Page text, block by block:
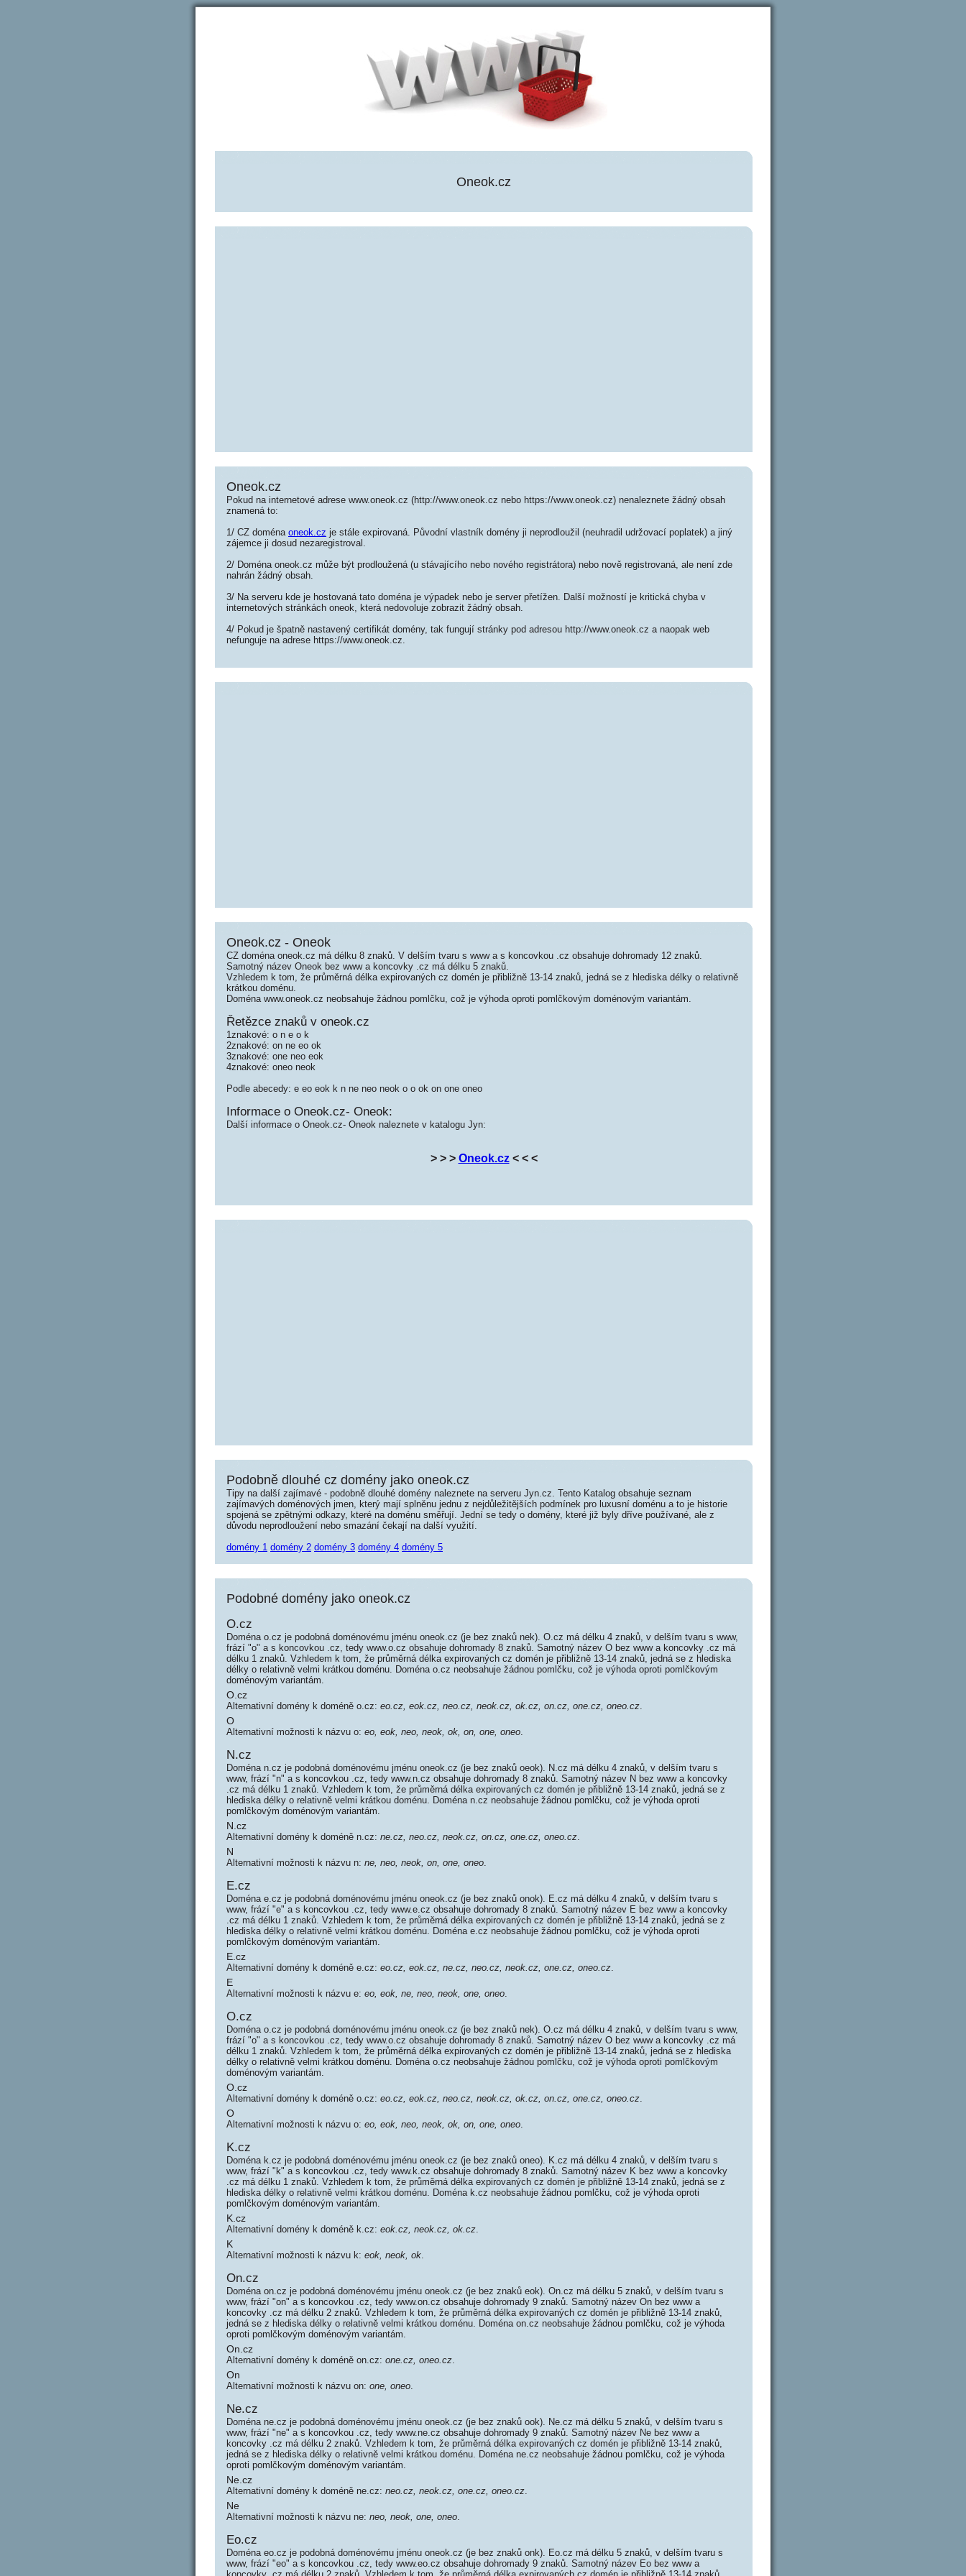
Oneok.cz
Oneok.cz
Pokud na internetové adrese www.oneok.cz (http://www.oneok.cz nebo https://www.oneok.cz) nenaleznete žádný obsah
znamená to:
1/ CZ doména oneok.cz je stále expirovaná. Původní vlastník domény ji neprodloužil (neuhradil udržovací poplatek) a jiný
zájemce ji dosud nezaregistroval.
2/ Doména oneok.cz může být prodloužená (u stávajícího nebo nového registrátora) nebo nově registrovaná, ale není zde
nahrán žádný obsah.
3/ Na serveru kde je hostovaná tato doména je výpadek nebo je server přetížen. Další možností je kritická chyba v
internetových stránkách oneok, která nedovoluje zobrazit žádný obsah.
4/ Pokud je špatně nastavený certifikát domény, tak fungují stránky pod adresou http://www.oneok.cz a naopak web
nefunguje na adrese https://www.oneok.cz.
Oneok.cz - Oneok
CZ doména oneok.cz má délku 8 znaků. V delším tvaru s www a s koncovkou .cz obsahuje dohromady 12 znaků.
Samotný název Oneok bez www a koncovky .cz má délku 5 znaků.
Vzhledem k tom, že průměrná délka expirovaných cz domén je přibližně 13-14 znaků, jedná se z hlediska délky o relativně
krátkou doménu.
Doména www.oneok.cz neobsahuje žádnou pomlčku, což je výhoda oproti pomlčkovým doménovým variantám.
Řetězce znaků v oneok.cz
1znakové: o n e o k
2znakové: on ne eo ok
3znakové: one neo eok
4znakové: oneo neok
Podle abecedy: e eo eok k n ne neo neok o o ok on one oneo
Informace o Oneok.cz- Oneok:
Další informace o Oneok.cz- Oneok naleznete v katalogu Jyn:
> > > Oneok.cz< < <
Podobně dlouhé cz domény jako oneok.cz
Tipy na další zajímavé - podobně dlouhé domény naleznete na serveru Jyn.cz. Tento Katalog obsahuje seznam
zajímavých doménových jmen, který mají splněnu jednu z nejdůležitějších podmínek pro luxusní doménu a to je historie
spojená se zpětnými odkazy, které na doménu směřují. Jední se tedy o domény, které již byly dříve používané, ale z
důvodu neprodloužení nebo smazání čekají na další využití.
domény 1 domény 2 domény 3 domény 4 domény 5
Podobné domény jako oneok.cz
O.cz
Doména o.cz je podobná doménovému jménu oneok.cz (je bez znaků nek). O.cz má délku 4 znaků, v delším tvaru s www,
frází "o" a s koncovkou .cz, tedy www.o.cz obsahuje dohromady 8 znaků. Samotný název O bez www a koncovky .cz má
délku 1 znaků. Vzhledem k tom, že průměrná délka expirovaných cz domén je přibližně 13-14 znaků, jedná se z hlediska
délky o relativně velmi krátkou doménu. Doména o.cz neobsahuje žádnou pomlčku, což je výhoda oproti pomlčkovým
doménovým variantám.
O.cz
Alternativní domény k doméně o.cz: eo.cz, eok.cz, neo.cz, neok.cz, ok.cz, on.cz, one.cz, oneo.cz.
O
Alternativní možnosti k názvu o: eo, eok, neo, neok, ok, on, one, oneo.
N.cz
Doména n.cz je podobná doménovému jménu oneok.cz (je bez znaků oeok). N.cz má délku 4 znaků, v delším tvaru s
www, frází "n" a s koncovkou .cz, tedy www.n.cz obsahuje dohromady 8 znaků. Samotný název N bez www a koncovky
.cz má délku 1 znaků. Vzhledem k tom, že průměrná délka expirovaných cz domén je přibližně 13-14 znaků, jedná se z
hlediska délky o relativně velmi krátkou doménu. Doména n.cz neobsahuje žádnou pomlčku, což je výhoda oproti
pomlčkovým doménovým variantám.
N.cz
Alternativní domény k doméně n.cz: ne.cz, neo.cz, neok.cz, on.cz, one.cz, oneo.cz.
N
Alternativní možnosti k názvu n: ne, neo, neok, on, one, oneo.
E.cz
Doména e.cz je podobná doménovému jménu oneok.cz (je bez znaků onok). E.cz má délku 4 znaků, v delším tvaru s
www, frází "e" a s koncovkou .cz, tedy www.e.cz obsahuje dohromady 8 znaků. Samotný název E bez www a koncovky
.cz má délku 1 znaků. Vzhledem k tom, že průměrná délka expirovaných cz domén je přibližně 13-14 znaků, jedná se z
hlediska délky o relativně velmi krátkou doménu. Doména e.cz neobsahuje žádnou pomlčku, což je výhoda oproti
pomlčkovým doménovým variantám.
E.cz
Alternativní domény k doméně e.cz: eo.cz, eok.cz, ne.cz, neo.cz, neok.cz, one.cz, oneo.cz.
E
Alternativní možnosti k názvu e: eo, eok, ne, neo, neok, one, oneo.
O.cz
Doména o.cz je podobná doménovému jménu oneok.cz (je bez znaků nek). O.cz má délku 4 znaků, v delším tvaru s www,
frází "o" a s koncovkou .cz, tedy www.o.cz obsahuje dohromady 8 znaků. Samotný název O bez www a koncovky .cz má
délku 1 znaků. Vzhledem k tom, že průměrná délka expirovaných cz domén je přibližně 13-14 znaků, jedná se z hlediska
délky o relativně velmi krátkou doménu. Doména o.cz neobsahuje žádnou pomlčku, což je výhoda oproti pomlčkovým
doménovým variantám.
O.cz
Alternativní domény k doméně o.cz: eo.cz, eok.cz, neo.cz, neok.cz, ok.cz, on.cz, one.cz, oneo.cz.
O
Alternativní možnosti k názvu o: eo, eok, neo, neok, ok, on, one, oneo.
K.cz
Doména k.cz je podobná doménovému jménu oneok.cz (je bez znaků oneo). K.cz má délku 4 znaků, v delším tvaru s
www, frází "k" a s koncovkou .cz, tedy www.k.cz obsahuje dohromady 8 znaků. Samotný název K bez www a koncovky
.cz má délku 1 znaků. Vzhledem k tom, že průměrná délka expirovaných cz domén je přibližně 13-14 znaků, jedná se z
hlediska délky o relativně velmi krátkou doménu. Doména k.cz neobsahuje žádnou pomlčku, což je výhoda oproti
pomlčkovým doménovým variantám.
K.cz
Alternativní domény k doméně k.cz: eok.cz, neok.cz, ok.cz.
K
Alternativní možnosti k názvu k: eok, neok, ok.
On.cz
Doména on.cz je podobná doménovému jménu oneok.cz (je bez znaků eok). On.cz má délku 5 znaků, v delším tvaru s
www, frází "on" a s koncovkou .cz, tedy www.on.cz obsahuje dohromady 9 znaků. Samotný název On bez www a
koncovky .cz má délku 2 znaků. Vzhledem k tom, že průměrná délka expirovaných cz domén je přibližně 13-14 znaků,
jedná se z hlediska délky o relativně velmi krátkou doménu. Doména on.cz neobsahuje žádnou pomlčku, což je výhoda
oproti pomlčkovým doménovým variantám.
On.cz
Alternativní domény k doméně on.cz: one.cz, oneo.cz.
On
Alternativní možnosti k názvu on: one, oneo.
Ne.cz
Doména ne.cz je podobná doménovému jménu oneok.cz (je bez znaků ook). Ne.cz má délku 5 znaků, v delším tvaru s
www, frází "ne" a s koncovkou .cz, tedy www.ne.cz obsahuje dohromady 9 znaků. Samotný název Ne bez www a
koncovky .cz má délku 2 znaků. Vzhledem k tom, že průměrná délka expirovaných cz domén je přibližně 13-14 znaků,
jedná se z hlediska délky o relativně velmi krátkou doménu. Doména ne.cz neobsahuje žádnou pomlčku, což je výhoda
oproti pomlčkovým doménovým variantám.
Ne.cz
Alternativní domény k doméně ne.cz: neo.cz, neok.cz, one.cz, oneo.cz.
Ne
Alternativní možnosti k názvu ne: neo, neok, one, oneo.
Eo.cz
Doména eo.cz je podobná doménovému jménu oneok.cz (je bez znaků onk). Eo.cz má délku 5 znaků, v delším tvaru s
www, frází "eo" a s koncovkou .cz, tedy www.eo.cz obsahuje dohromady 9 znaků. Samotný název Eo bez www a